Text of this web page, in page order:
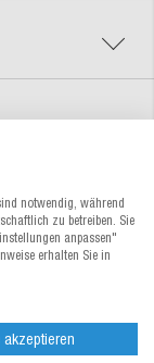
und
oder
der Umwelt
notwendig, während
zu betreiben. Sie
anpassen"
erhalten Sie in
akzeptieren